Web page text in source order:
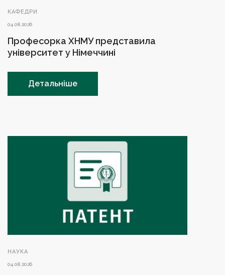
КАФЕДРИ
04.08.2026
Професорка ХНМУ представила
університет у Німеччині
Детальніше
НАУКА
04.08.2026